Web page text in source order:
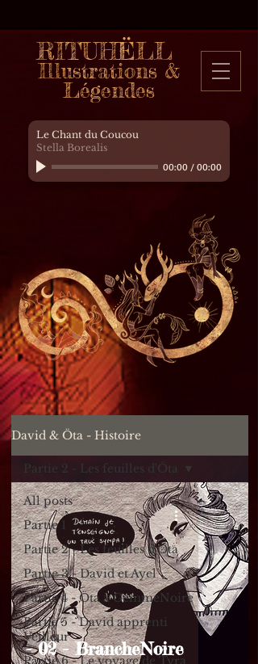
RITUHËLL
Illustrations &
Légendes
Le Chant du Coucou
Stella Borealis
00:00 / 00:00
David & Öta - Histoire
All posts
Partie 1
Partie 2 - Les feuilles d'Öta
Partie 3 - David et Ayel
Partie 4 - Öta à GemmeNoire
Partie 5 - David apprenti
Veilleur
Partie 6 - Le voyage de Tyra
Partie 2 - Les feuilles d'Öta
- 02 - BrancheNoire